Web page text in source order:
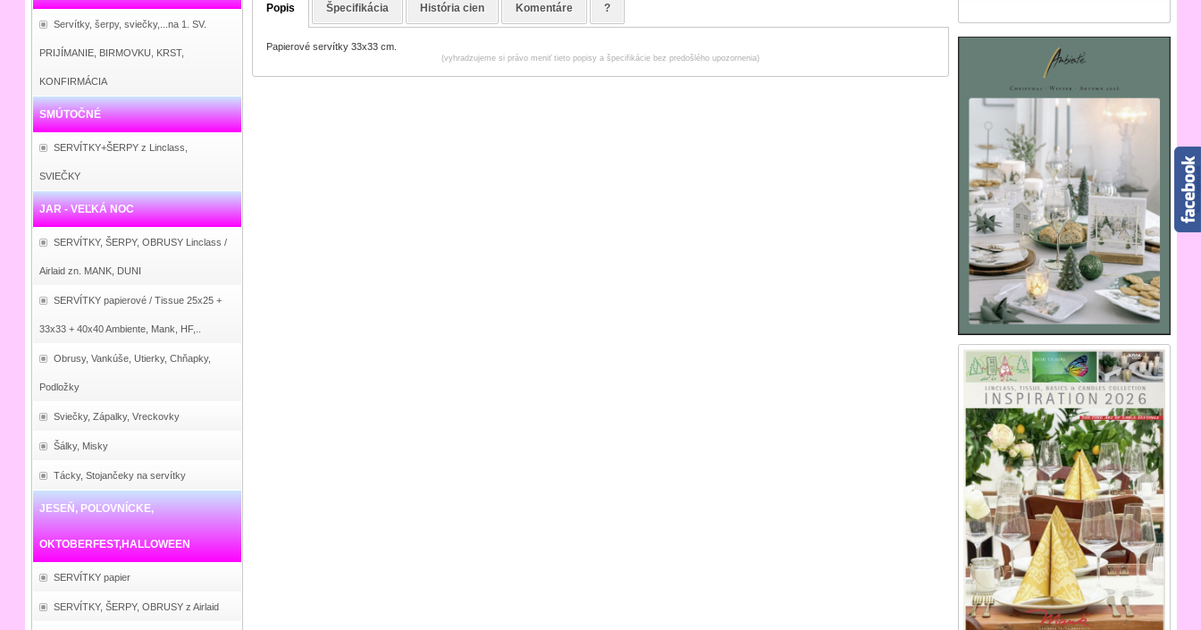
Servítky, šerpy, sviečky,...na 1. SV.
PRIJÍMANIE, BIRMOVKU, KRST,
KONFIRMÁCIA
SMÚTOČNÉ
SERVÍTKY+ŠERPY z Linclass,
SVIEČKY
JAR - VEĽKÁ NOC
SERVÍTKY, ŠERPY, OBRUSY Linclass /
Airlaid zn. MANK, DUNI
SERVÍTKY papierové / Tissue 25x25 +
33x33 + 40x40 Ambiente, Mank, HF,..
Obrusy, Vankúše, Utierky, Chňapky,
Podložky
Sviečky, Zápalky, Vreckovky
Šálky, Misky
Tácky, Stojančeky na servítky
JESEŇ, POĽOVNÍCKE,
OKTOBERFEST,HALLOWEEN
SERVÍTKY papier
SERVÍTKY, ŠERPY, OBRUSY z Airlaid
Popis Špecifikácia História cien Komentáre ?
Papierové servítky 33x33 cm.
(vyhradzujeme si právo meniť tieto popisy a špecifikácie bez predošlého upozornenia)